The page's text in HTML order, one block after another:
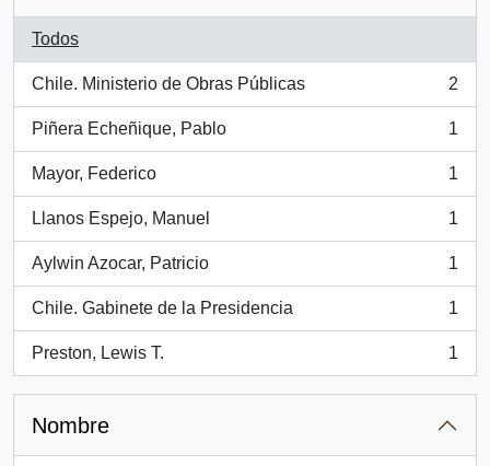
Todos
Chile. Ministerio de Obras Públicas
, 2 resultados
2
Piñera Echeñique, Pablo
, 1 resultados
1
Mayor, Federico
, 1 resultados
1
Llanos Espejo, Manuel
, 1 resultados
1
Aylwin Azocar, Patricio
, 1 resultados
1
Chile. Gabinete de la Presidencia
, 1 resultados
1
Preston, Lewis T.
, 1 resultados
1
Nombre